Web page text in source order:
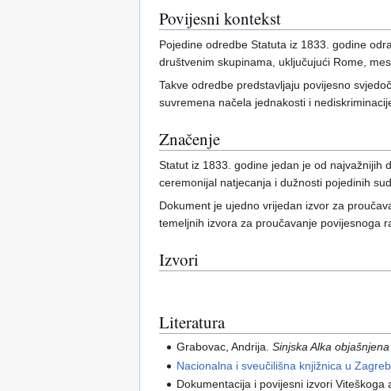
Povijesni kontekst
Pojedine odredbe Statuta iz 1833. godine
društvenim skupinama, uključujući Rome,
Takve odredbe predstavljaju povijesno
suvremena načela jednakosti i
Značenje
Statut iz 1833. godine jedan je od najvažnijih
ceremonijal natjecanja i dužnosti pojedinih
Dokument je ujedno vrijedan izvor za
temeljnih izvora za proučavanje povijesnoga
Izvori
Literatura
Grabovac, Andrija.Sinjska Alka
Nacionalna i sveučilišna knjižnica u
Dokumentacija i povijesni izvori Viteškoga